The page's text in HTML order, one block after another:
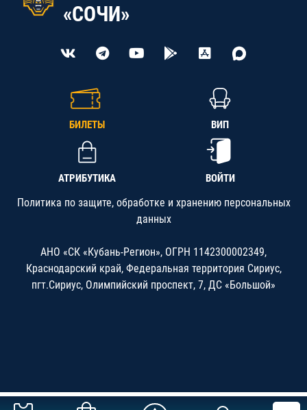
«СОЧИ»
БИЛЕТЫ ВИП
АТРИБУТИКА ВОЙТИ
Политика по защите, обработке и хранению персональных
данных
АНО «СК «Кубань-Регион», ОГРН 1142300002349,
Краснодарский край, Федеральная территория Сириус,
пгт.Сириус, Олимпийский проспект, 7, ДС «Большой»